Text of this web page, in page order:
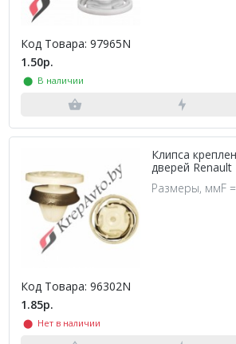
Код Товара: 97965N
1.50р.
⬤ В наличии
Клипса
дверей Renault
Размеры, ммF
Код Товара: 96302N
1.85р.
⬤ Нет в наличии